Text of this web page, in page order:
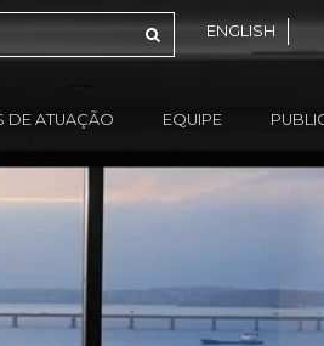
ENGLISH
DE ATUAÇÃO EQUIPE